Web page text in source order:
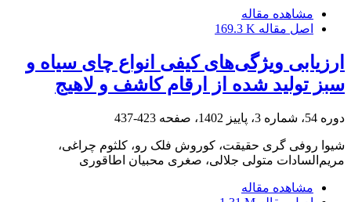
مشاهده مقاله
اصل مقاله 169.3 K
ارزیابی ویژگی‌های کیفی انواع چای سیاه و
سبز تولید شده از ارقام کاشف و لاهیج
دوره 54، شماره 3، پاییز 1402، صفحه 423-437
شیوا روفی گری حقیقت، کوروش فلک رو، کلثوم چراغی،
مریم‌السادات متولی جلالی، صغری محبیان اطاقوری
مشاهده مقاله